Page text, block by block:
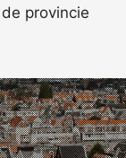
provincie